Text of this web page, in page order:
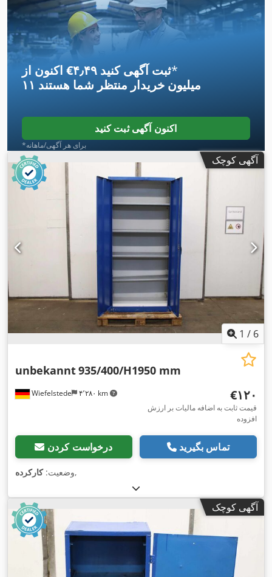
اکنون از ‎€۴٫۴۹ ثبت آگهی کنید*
۱۱ میلیون خریدار منتظر شما هستند
اکنون آگهی ثبت کنید
*برای هر آگهی/ماهانه
آگهی کوچک
1 / 6
Wiefelstede ۴٬۲۸۰ km
unbekannt935/400/H1950 mm
‎€۱۲۰
قیمت ثابت به اضافه مالیات بر ارزش
افزوده
درخواست کردن تماس بگیرید
وضعیت:کارکرده ,
آگهی کوچک